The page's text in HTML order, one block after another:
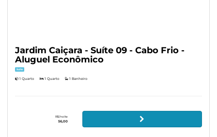
Jardim Caiçara - Suíte 09 - Cabo Frio -
Aluguel Econômico
Suíte
1 Quarto 1 Quarto 1 Banheiro
R$/noite
56,00